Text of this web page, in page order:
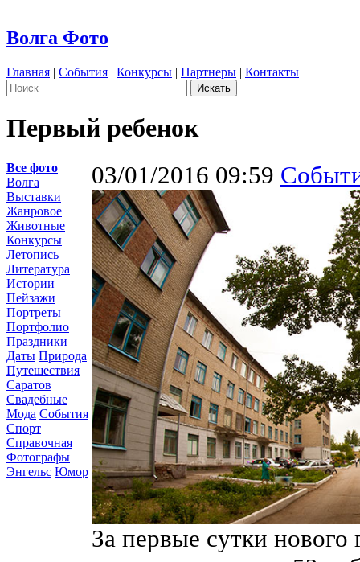
Волга Фото
Главная | События | Конкурсы | Партнеры | Контакты
Первый ребенок
Все фото
Волга
Выставки
Жанровое
Животные
Конкурсы
Летопись
Литература
Истории
Пейзажи
Портреты
Портфолио
Праздники
Даты Природа
Путешествия
Саратов
Свадебные
Мода События
Спорт
Справочная
Фотографы
Энгельс Юмор
03/01/2016 09:59
За первые сутки нового